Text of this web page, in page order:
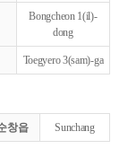
Bongcheon 1(il)-
dong
Toegyero 3(sam)-ga
창읍 Sunchang